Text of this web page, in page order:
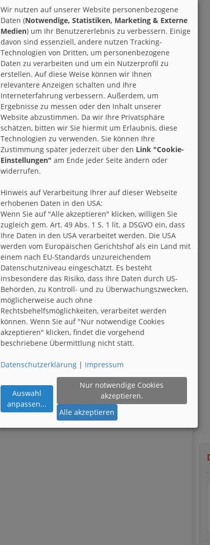
Wir nutzen auf unserer Website personenbezogene
Daten (Notwendige, Statistiken, Marketing & Externe
Medien) um Ihr Benutzererlebnis zu verbessern. Einige
davon sind essenziell, andere nutzen Tracking-
Technologien von Dritten, um personenbezogene
Daten zu verarbeiten und um ein Nutzerprofil zu
erstellen. Auf diese Weise können wir Ihnen
relevantere Anzeigen schalten und Ihre
Interneterfahrung verbessern. Außerdem, um
Ergebnisse zu messen oder den Inhalt unserer
Website abzustimmen. Da wir Ihre Privatsphäre
schätzen, bitten wir Sie hiermit um Erlaubnis, diese
Technologien zu verwenden. Sie können Ihre
Zustimmung später jederzeit über den Link "Cookie-
Einstellungen" am Ende jeder Seite ändern oder
widerrufen.
Hinweis auf Verarbeitung Ihrer auf dieser Webseite
erhobenen Daten in den USA:
Wenn Sie auf "Alle akzeptieren" klicken, willigen Sie
zugleich gem. Art. 49 Abs. 1 S. 1 lit. a DSGVO ein, dass
Ihre Daten in den USA verarbeitet werden. Die USA
werden vom Europäischen Gerichtshof als ein Land mit
einem nach EU-Standards unzureichendem
Datenschutzniveau eingeschätzt. Es besteht
insbesondere das Risiko, dass Ihre Daten durch US-
Behörden, zu Kontroll- und zu Überwachungszwecken,
möglicherweise auch ohne
Rechtsbehelfsmöglichkeiten, verarbeitet werden
können. Wenn Sie auf "Nur notwendige Cookies
akzeptieren" klicken, findet die vorgehend
beschriebene Übermittlung nicht statt.
Datenschutzerklärung | Impressum
Auswahl
anpassen...
Nur notwendige Cookies
akzeptieren.
Alle akzeptieren